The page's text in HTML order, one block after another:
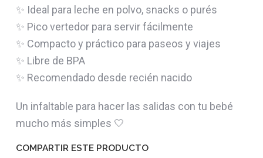
✨ Ideal para leche en polvo, snacks o purés
✨ Pico vertedor para servir fácilmente
✨ Compacto y práctico para paseos y viajes
✨ Libre de BPA
✨ Recomendado desde recién nacido
Un infaltable para hacer las salidas con tu bebé
mucho más simples 🤍
COMPARTIR ESTE PRODUCTO